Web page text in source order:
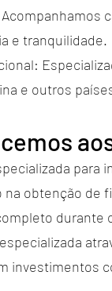
e tranquilidade.
e outros
para
na obtenção de
durante
investimentos